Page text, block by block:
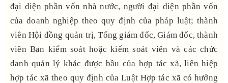
đại diện phần vốn nhà nước, người đại diện phần vốn
của doanh nghiệp theo quy định của pháp luật; thành
viên Hội đồng quản trị, Tổng giám đốc, Giám đốc, thành
viên Ban kiểm soát hoặc kiểm soát viên và các chức
danh quản lý khác được bầu của hợp tác xã, liên hiệp
hợp tác xã theo quy định của Luật Hợp tác xã có hưởng